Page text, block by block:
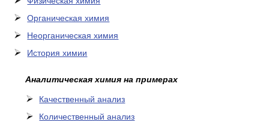
Органическая химия
Неорганическая химия
История химии
Аналитическая химия на примерах
Качественный анализ
Количественный анализ